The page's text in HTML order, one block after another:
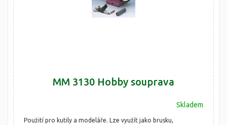
MM 3130 Hobby souprava
Skladem
Použití pro kutily a modeláře. Lze využít jako brusku,